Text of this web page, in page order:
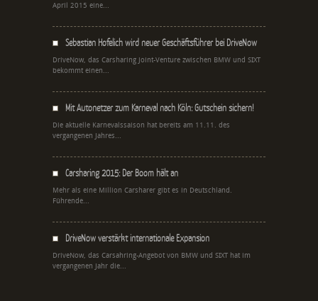
April 2015 eine...
Sebastian Hofelich wird neuer Geschäftsführer bei DriveNow
DriveNow, das Carsharing Joint-Venture zwischen BMW und SIXT
bekommt einen...
Mit Autonetzer zum Karneval nach Köln: Gutschein sichern!
Die aktuelle Karnevalssaison hat bereits am 11.11. des
vergangenen Jahres...
Carsharing 2015: Der Boom hält an
Mehr als eine Million Carsharer gibt es in Deutschland.
Führende...
DriveNow verstärkt internationale Expansion
DriveNow, das Carsahring-Angebot von BMW und SIXT hat im
vergangenen Jahr die...